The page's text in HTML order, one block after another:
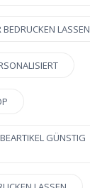
LASSEN
GÜNSTIG